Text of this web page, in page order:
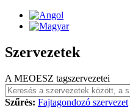
Szervezetek
A MEOESZ tagszervezetei
Szűrés: Fajtagondozó szervezet